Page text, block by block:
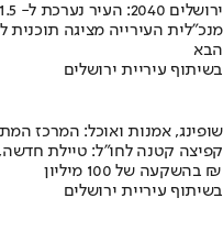
ירושלים 2040: העיר נערכת ל- 1.5 מליון תושבים
מנכ"לית העירייה מציגה
הבא
בשיתוף עיריית ירושלים
שופינג, אמנות ואוכל: המרכז
קפיצה קטנה לחו"ל: טיילת
בהשקעה של 100 מיליון ₪
בשיתוף עיריית ירושלים